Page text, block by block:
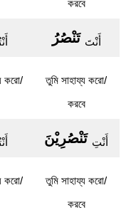
করবে
أَنْتَ تَنْصُرُ
করো/
তুমি সাহায্য করো/
করবে
أَنْتِ تَنْصُرِيْنَ
করো/
তুমি সাহায্য করো/
করবে